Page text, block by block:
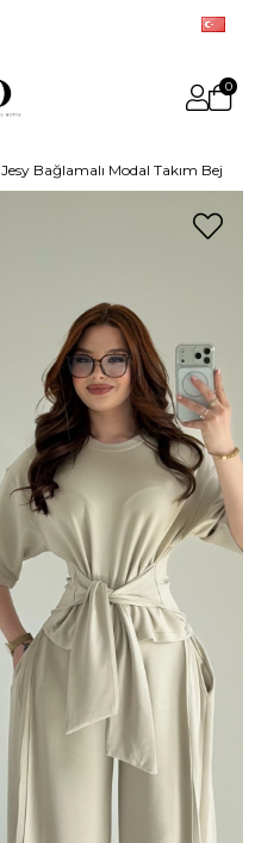
0
Jesy Bağlamalı Modal Takım Bej